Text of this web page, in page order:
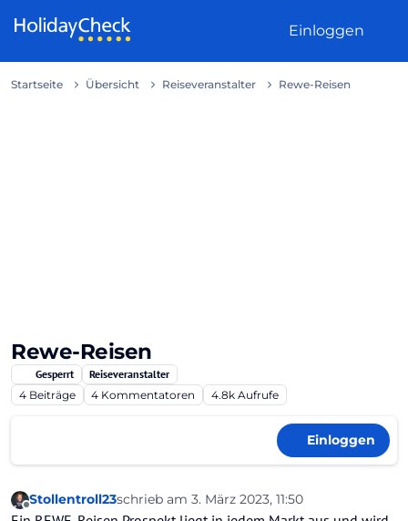
Einloggen
Startseite Übersicht Reiseveranstalter Rewe-Reisen
Rewe-Reisen
Gesperrt
Reiseveranstalter
4 Beiträge 4 Kommentatoren 4.8k Aufrufe
Einloggen
Offline
Stollentroll23schrieb am 3. März 2023, 11:50
zuletzt editiert von